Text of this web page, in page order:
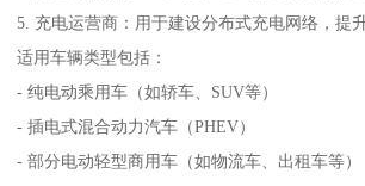
5. 充电运营商：用于建设分布式充电网络，提
适用车辆类型包括：
- 纯电动乘用车（如轿车、SUV等）
- 插电式混合动力汽车（PHEV）
- 部分电动轻型商用车（如物流车、出租车等）